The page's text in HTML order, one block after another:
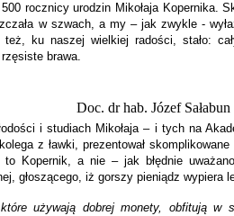
rocznicy urodzin Mikołaja Kopernika.
w szwach, a my – jak zwykle -
ku naszej wielkiej radości, stało:
brawa.
Doc. dr hab. Józef Sałabun
i studiach Mikołaja – i tych na
z ławki, prezentował
to Kopernik, a nie – jak błędnie
głoszącego, iż gorszy pieniądz wypiera
używają dobrej monety, obfitują w